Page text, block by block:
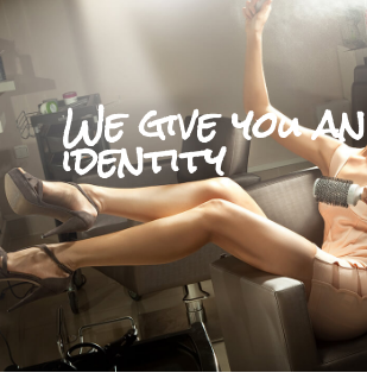
We give you an
identity